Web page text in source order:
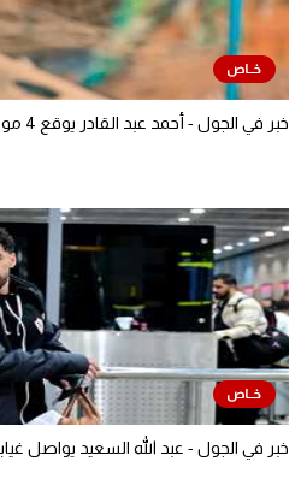
خبر في الجول - أحمد عبد القادر يوقع 4 مواسم لـ بيراميدز
خبر في الجول - عبد الله السعيد يواصل